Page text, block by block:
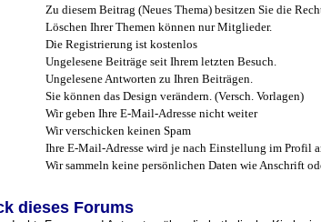
Zu diesem Beitrag (Neues Thema) besitzen Sie die
Löschen Ihrer Themen können nur Mitglieder.
Die Registrierung ist kostenlos
Ungelesene Beiträge seit Ihrem letzten Besuch.
Ungelesene Antworten zu Ihren Beiträgen.
Sie können das Design verändern. (Versch. Vorlagen)
Wir geben Ihre E-Mail-Adresse nicht weiter
Wir verschicken keinen Spam
Ihre E-Mail-Adresse wird je nach Einstellung im Profil
Wir sammeln keine persönlichen Daten wie Anschrift
dieses Forums